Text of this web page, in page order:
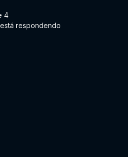
4
respondendo